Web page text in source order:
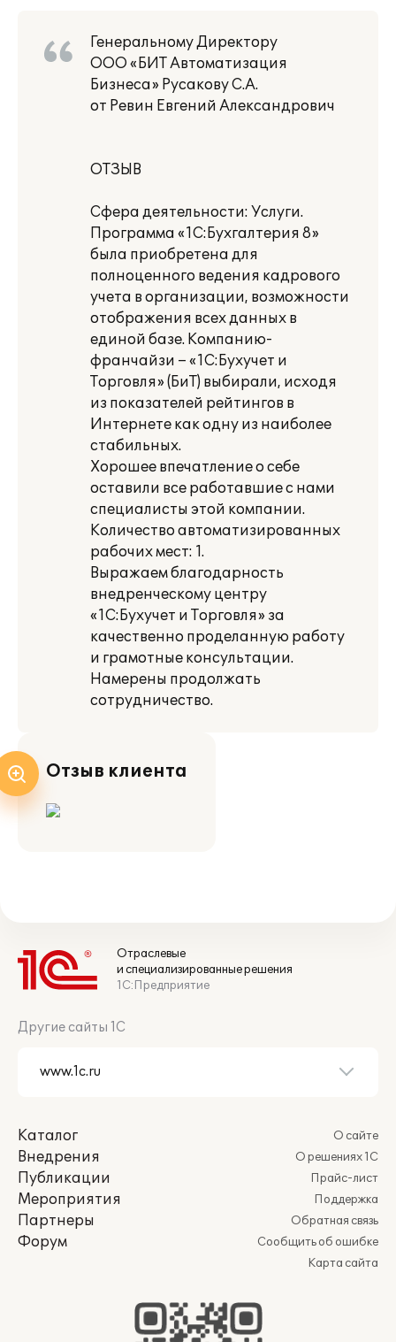
Генеральному Директору
ООО «БИТ Автоматизация
Бизнеса» Русакову С.А.
от Ревин Евгений Александрович
ОТЗЫВ
Сфера деятельности: Услуги.
Программа «1С:Бухгалтерия 8»
была приобретена для
полноценного ведения кадрового
учета в организации, возможности
отображения всех данных в
единой базе. Компанию-
франчайзи – «1С:Бухучет и
Торговля» (БиТ) выбирали, исходя
из показателей рейтингов в
Интернете как одну из наиболее
стабильных.
Хорошее впечатление о себе
оставили все работавшие с нами
специалисты этой компании.
Количество автоматизированных
рабочих мест: 1.
Выражаем благодарность
внедренческому центру
«1С:Бухучет и Торговля» за
качественно проделанную работу
и грамотные консультации.
Намерены продолжать
сотрудничество.
Отзыв клиента
Отраслевые
и специализированные решения
1С:Предприятие
Другие сайты 1С
Каталог
Внедрения
Публикации
Мероприятия
Партнеры
Форум
О сайте
О решениях 1С
Прайс-лист
Поддержка
Обратная связь
Сообщить об ошибке
Карта сайта